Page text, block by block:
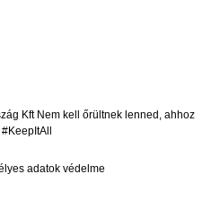
Kft Nem kell őrültnek lenned, ahhoz
adatok védelme